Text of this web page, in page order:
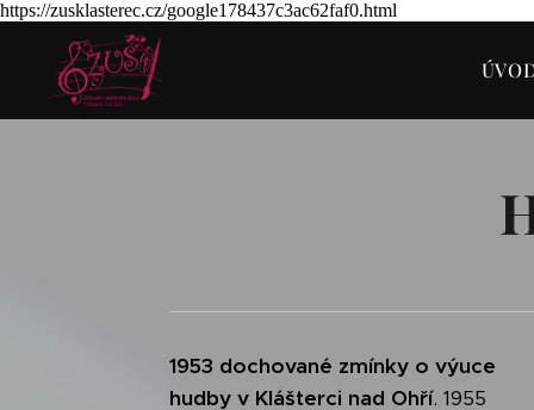
https://zusklasterec.cz/google178437c3ac62faf0.html
1953 dochované zmínky o výuce
hudby v Klášterci nad Ohří. 1955